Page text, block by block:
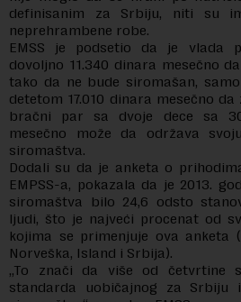
definisanim za Srbiju, niti su
neprehrambene robe.
EMSS je podsetio da je vlada
dovoljno 11.340 dinara mesečno
tako da ne bude siromašan,
detetom 17.010 dinara mesečno
bračni par sa dvoje dece sa
mesečno može da održava
siromaštva.
Dodali su da je anketa o
EMPSS-a, pokazala da je 2013.
siromaštva bilo 24,6 odsto
ljudi, što je najveći procenat od
kojima se primenjuje ova anketa
Norveška, Island i Srbija).
„To znači da više od četvrtine
standarda uobičajnog za